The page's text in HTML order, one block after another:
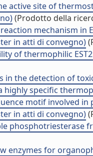
active site of
(Prodotto della
mechanism in
in atti di convegno)
of thermophilic
in the detection of
highly specific
motif involved
in atti di convegno)
phosphotriesterase
enzymes for